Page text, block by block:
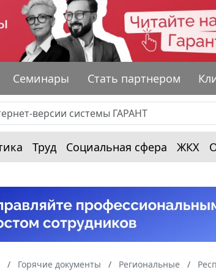
Семинары Стать партнером
Труд Социальная сфера ЖКХ
Горячие документы Региональные